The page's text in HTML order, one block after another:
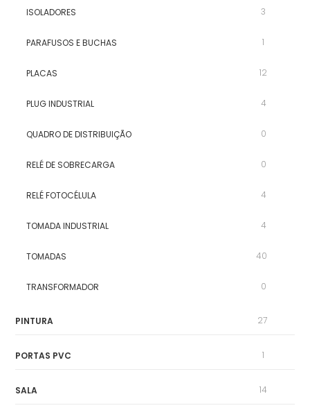
ISOLADORES 3
PARAFUSOS E BUCHAS 1
PLACAS 12
PLUG INDUSTRIAL 4
QUADRO DE DISTRIBUIÇÃO 0
RELÉ DE SOBRECARGA 0
RELÉ FOTOCÉLULA 4
TOMADA INDUSTRIAL 4
TOMADAS 40
TRANSFORMADOR 0
PINTURA 27
PORTAS PVC 1
SALA 14